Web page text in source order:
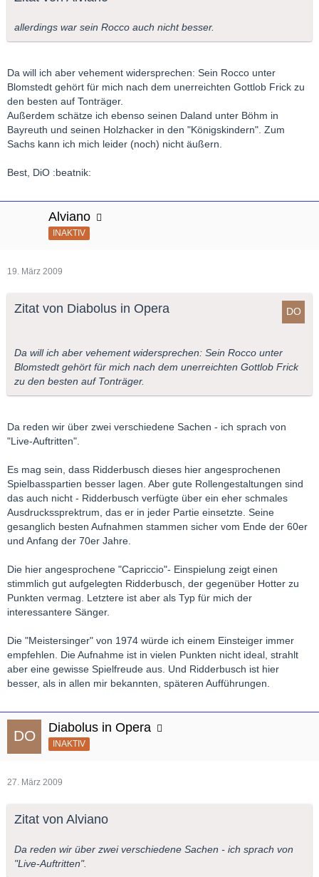
allerdings war sein Rocco auch nicht besser.
Da will ich aber vehement widersprechen: Sein Rocco unter
Blomstedt gehört für mich nach dem unerreichten Gottlob Frick zu
den besten auf Tonträger.
Außerdem schätze ich ebenso seinen Daland unter Böhm in
Bayreuth und seinen Holzhacker in den "Königskindern". Zum
Sachs kann ich mich leider (noch) nicht äußern.
Best, DiO :beatnik:
Alviano
INAKTIV
19. März 2009
Zitat von Diabolus in Opera
Da will ich aber vehement widersprechen: Sein Rocco unter
Blomstedt gehört für mich nach dem unerreichten Gottlob Frick
zu den besten auf Tonträger.
Da reden wir über zwei verschiedene Sachen - ich sprach von
"Live-Auftritten".
Es mag sein, dass Ridderbusch dieses hier angesprochenen
Spielbasspartien besser lagen. Aber gute Rollengestaltungen sind
das auch nicht - Ridderbusch verfügte über ein eher schmales
Ausdruckssprektrum, das er in jeder Partie einsetzte. Seine
gesanglich besten Aufnahmen stammen sicher vom Ende der 60er
und Anfang der 70er Jahre.
Die hier angesprochene "Capriccio"- Einspielung zeigt einen
stimmlich gut aufgelegten Ridderbusch, der gegenüber Hotter zu
Punkten vermag. Letztere ist aber als Typ für mich der
interessantere Sänger.
Die "Meistersinger" von 1974 würde ich einem Einsteiger immer
empfehlen. Die Aufnahme ist in vielen Punkten nicht ideal, strahlt
aber eine gewisse Spielfreude aus. Und Ridderbusch ist hier
besser, als in allen mir bekannten, späteren Aufführungen.
Diabolus in Opera
INAKTIV
27. März 2009
Zitat von Alviano
Da reden wir über zwei verschiedene Sachen - ich sprach von
"Live-Auftritten".